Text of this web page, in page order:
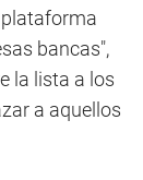
plataforma
bancas",
la lista a los
a aquellos